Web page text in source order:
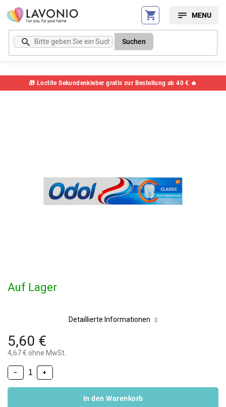
Zum
Inhalt
springen
🎁 Loctite Sekundenkleber gratis zur Bestellung ab 40 € 🔥
Suchen
Artikelnummer:
5,60 €
4,67 € ohne MwSt.
Auf Lager
+
−
In den Warenkorb
Detaillierte Informationen